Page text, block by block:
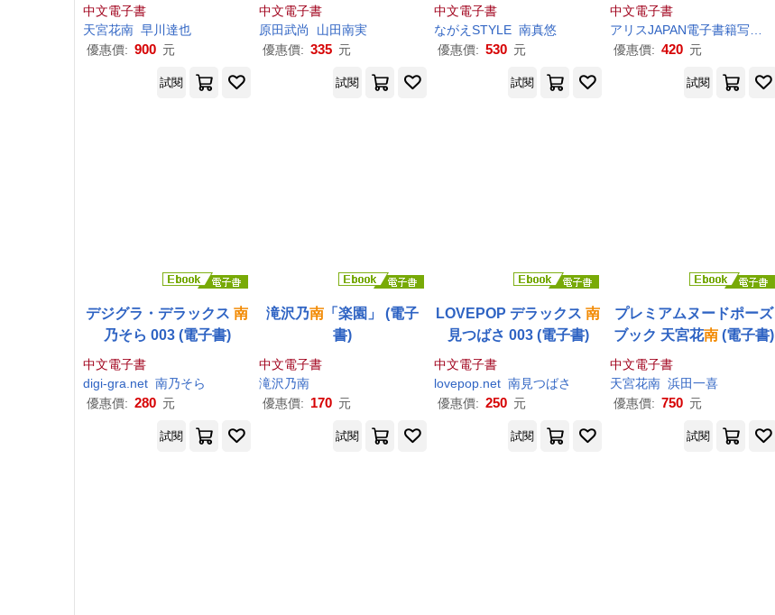
(電子書)
中文電子書
天宮花南 早川達也
優惠價: 900 元
中文電子書
原田武尚
山田南実
優惠價: 335 元
れてしまった 総集編
悠 (電子書)
中文電子書
ながえSTYLE 南真悠
優惠價: 530 元
ol.3 アリスJAPAN電子書
籍写真集 (電子書)
中文電子書
優惠價: 420 元
試閱 試閱 試閱 試閱
デジグラ・デラックス 南
乃そら 003 (電子書)
中文電子書
digi-gra.net 南乃そら
優惠價: 280 元
滝沢乃南 「楽園」 (電子
書)
中文電子書
滝沢乃南
優惠價: 170 元
LOVEPOP デラックス南
見つばさ 003 (電子書)
中文電子書
lovepop.net 南見つばさ
優惠價: 250 元
プレミアムヌードポーズ
ブック 天宮花南 (電子書)
中文電子書
天宮花南 浜田一喜
優惠價: 750 元
試閱 試閱 試閱 試閱